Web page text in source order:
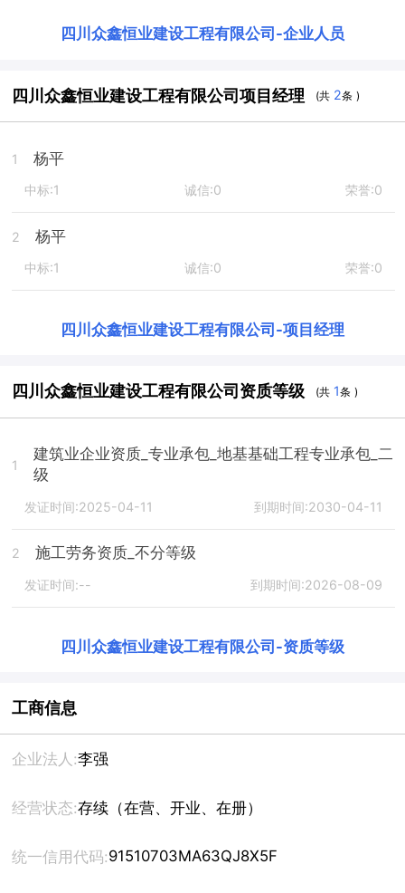
四川众鑫恒业建设工程有限公司 -企业人员
四川众鑫恒业建设工程有限公司项目经理 (共 2条 )
1 杨平
中标:1 诚信:0 荣誉:0
2 杨平
中标:1 诚信:0 荣誉:0
四川众鑫恒业建设工程有限公司 -项目经理
四川众鑫恒业建设工程有限公司资质等级 (共 1条 )
1
建筑业企业资质_专业承包_地基基础工程专业承包_二
级
发证时间:2025-04-11 到期时间:2030-04-11
2 施工劳务资质_不分等级
发证时间:-- 到期时间:2026-08-09
四川众鑫恒业建设工程有限公司 -资质等级
工商信息
企业法人:李强
经营状态:存续（在营、开业、在册）
统一信用代码:91510703MA63QJ8X5F